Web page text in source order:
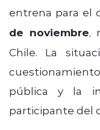
entrena para el
de noviembre,
Chile. La
pública y la
participante del